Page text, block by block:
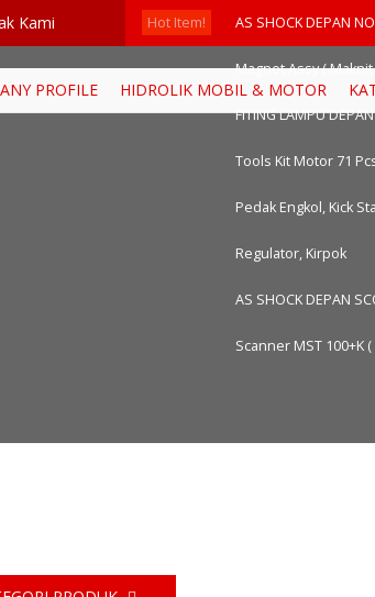
mBoWEpW-YTG8htM_ix_Dp9Go
Kami Hot Item! AS SHOCK DEPAN
Magnet Assy (
FITING LAMPU
Tools Kit Motor 71
Pedak Engkol, Kick
Regulator, Kirpok
AS SHOCK DEPAN
Scanner MST 100+K
PROFILE HIDROLIK MOBIL & MOTOR